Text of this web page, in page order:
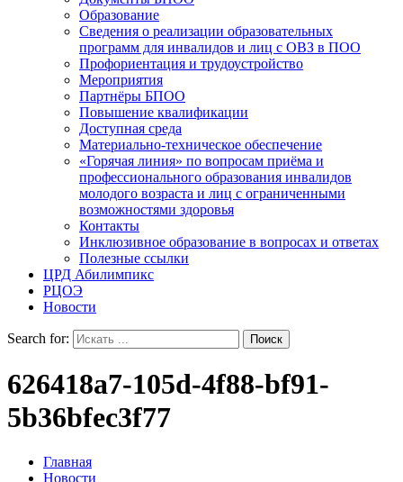
Образование
Сведения о реализации образовательных
программ для инвалидов и лиц с ОВЗ в ПОО
Профориентация и трудоустройство
Мероприятия
Партнёры БПОО
Повышение квалификации
Доступная среда
Материально-техническое обеспечение
«Горячая линия» по вопросам приёма и
профессионального образования инвалидов
молодого возраста и лиц с ограниченными
возможностями здоровья
Контакты
Инклюзивное образование в вопросах и ответах
Полезные ссылки
ЦРД Абилимпикс
РЦОЭ
Новости
Search for:
626418a7-105d-4f88-bf91-
5b36bfec3f77
Главная
Новости